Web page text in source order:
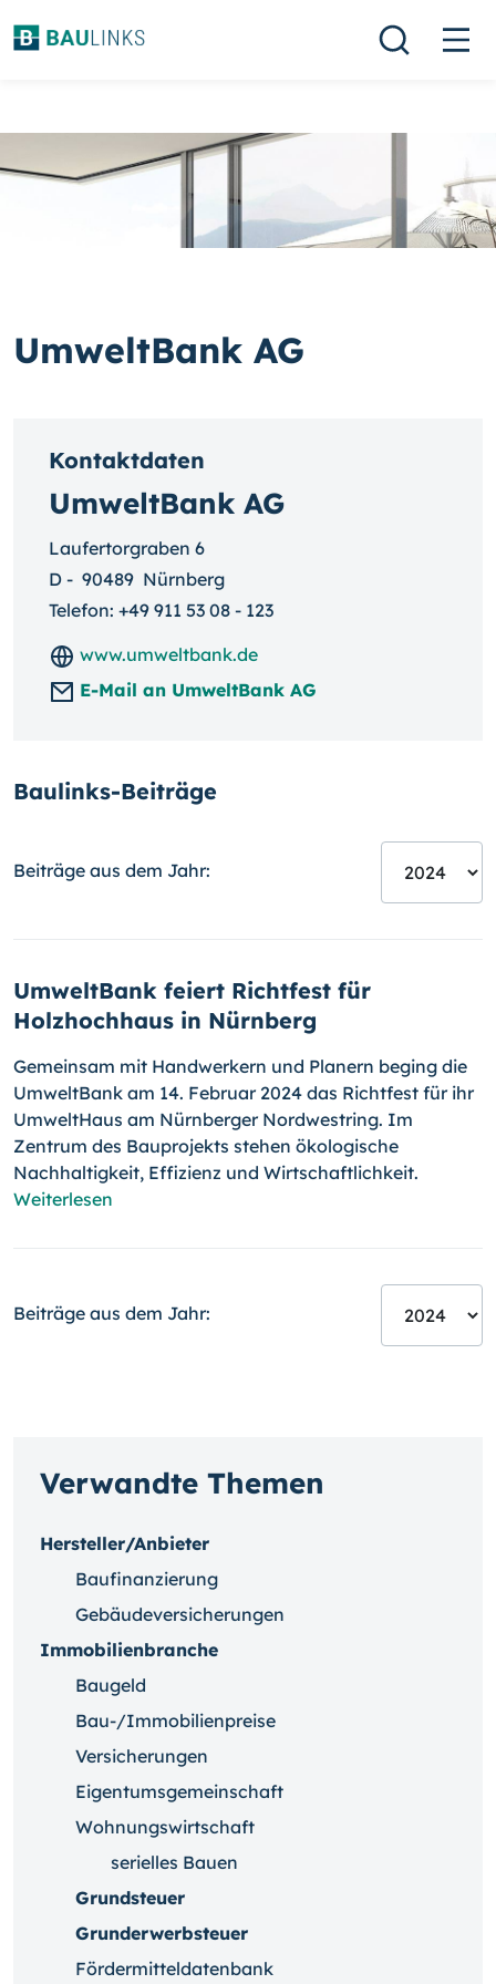
UmweltBank AG
Kontaktdaten
UmweltBank AG
Laufertorgraben 6
D - 90489 Nürnberg
Telefon: +49 911 53 08 - 123
www.umweltbank.de
E-Mail an UmweltBank AG
Baulinks-Beiträge
Beiträge aus dem Jahr:
UmweltBank feiert Richtfest für
Holzhochhaus in Nürnberg
Gemeinsam mit Handwerkern und Planern beging die
UmweltBank am 14. Februar 2024 das Richtfest für ihr
UmweltHaus am Nürnberger Nordwestring. Im
Zentrum des Bauprojekts stehen ökologische
Nachhaltigkeit, Effizienz und Wirtschaftlichkeit.
Weiterlesen
Beiträge aus dem Jahr:
Verwandte Themen
Hersteller/Anbieter
Baufinanzierung
Gebäudeversicherungen
Immobilienbranche
Baugeld
Bau-/Immobilienpreise
Versicherungen
Eigentumsgemeinschaft
Wohnungswirtschaft
serielles Bauen
Grundsteuer
Grunderwerbsteuer
Fördermitteldatenbank